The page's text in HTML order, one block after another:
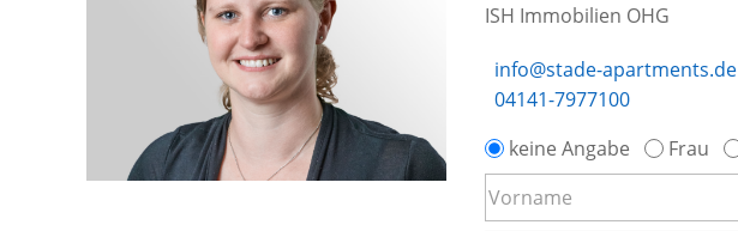
ISH Immobilien OHG
info@stade-apartments.de
04141-7977100
keine Angabe
Frau